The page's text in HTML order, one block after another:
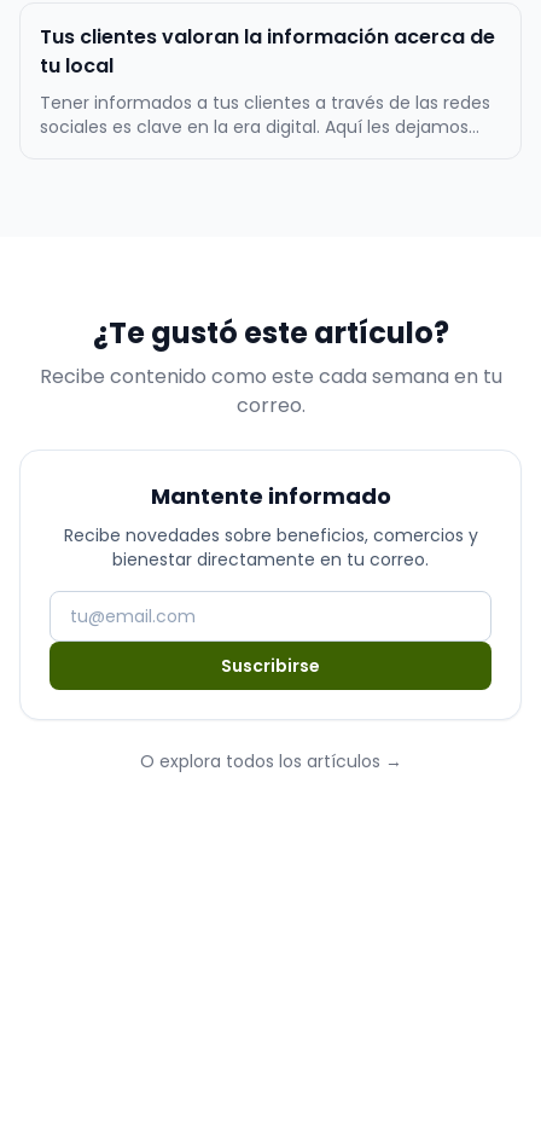
un eslogan pegajoso; es la re…
Tus clientes valoran la información acerca de
tu local
Tener informados a tus clientes a través de las redes
sociales es clave en la era digital. Aquí les dejamos
¿Te gustó este artículo?
Recibe contenido como este cada semana en tu
correo.
Mantente informado
Recibe novedades sobre beneficios, comercios y
bienestar directamente en tu correo.
Suscribirse
O explora todos los artículos →